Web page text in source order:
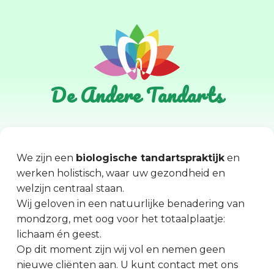
De Andere Tandarts
We zijn een biologische tandartspraktijken
werken holistisch, waar uw gezondheid en
welzijn centraal staan.
Wij geloven in een natuurlijke benadering van
mondzorg, met oog voor het totaalplaatje:
lichaam én geest.
Op dit moment zijn wij vol en nemen geen
nieuwe cliënten aan. U kunt contact met ons